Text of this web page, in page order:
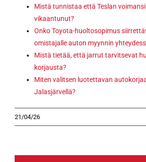
Mistä tunnistaa että Teslan
vikaantunut?
Onko Toyota-huoltosopimus
omistajalle auton myynnin
Mistä tietää, että jarrut tarvitsevat
korjausta?
Miten valitsen luotettavan
Jalasjärvellä?
21/04/26